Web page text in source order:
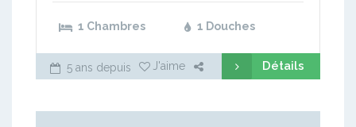
1 Chambres 1 Douches
5 ans depuis J'aime Détails